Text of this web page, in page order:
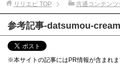
リリエピ TOP 共通コンテンツ
参考記事-datsumou-
※本サイトの記事にはPR情報が含まれま